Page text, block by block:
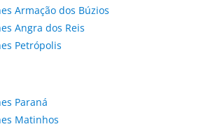
Armação dos Búzios
Angra dos Reis
Petrópolis
Paraná
Matinhos